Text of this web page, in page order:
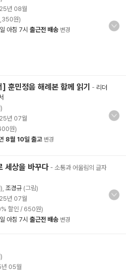
년 08월
원)
아침 7시 출근전 배송 변경
훈민정음 해례본 함께 읽기 - 리더
년 07월
원)
8월 10일 출고 변경
세상을 바꾸다 - 소통과 어울림의 글자
조경규 (그림)
년 07월
할인 / 650원)
아침 7시 출근전 배송 변경
05월